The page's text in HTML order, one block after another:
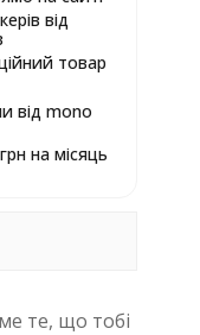
від
товар
від mono
на місяць
те, що тобі